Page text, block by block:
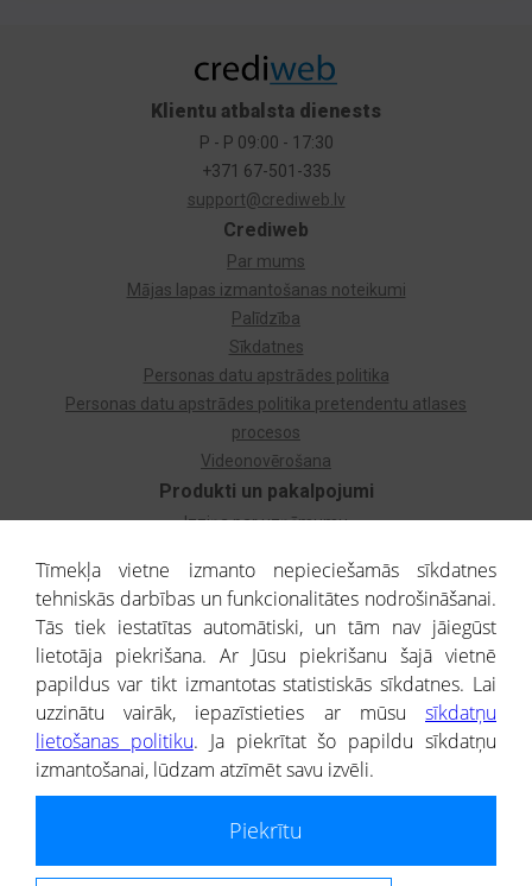
Produkti un pakalpojumi
Izziņa par uzņēmumu
Dzimtas koks
Uzņēmumu atlase
Monitorings
Kredītizziņa par ārvalstu uzņēmumiem
Crediweb
Par mums
Mājas lapas izmantošanas noteikumi
Palīdzība
Sīkdatnes
Personas datu apstrādes politika
Personas datu apstrādes politika pretendentu atlases
procesos
Videonovērošana
Klientu atbalsta dienests
P - P 09:00 - 17:30
+371 67-501-335
support@crediweb.lv
® CREDITREFORM Latvija
SIA
Portāla ietvaros saņemtajai informācijai ir uzziņas raksturs, un tai nav
Tīmekļa vietne izmanto nepieciešamās sīkdatnes
tehniskās darbības un funkcionalitātes nodrošināšanai.
Tās tiek iestatītas automātiski, un tām nav jāiegūst
lietotāja piekrišana. Ar Jūsu piekrišanu šajā vietnē
papildus var tikt izmantotas statistiskās sīkdatnes. Lai
uzzinātu vairāk, iepazīstieties ar mūsu sīkdatņu
lietošanas politiku. Ja piekrītat šo papildu sīkdatņu
izmantošanai, lūdzam atzīmēt savu izvēli.
Piekrītu